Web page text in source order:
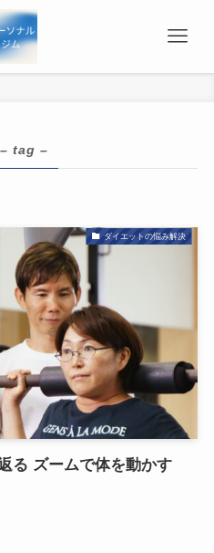
– tag –
ダイエットの悩み解決
る ズームで体を動かす